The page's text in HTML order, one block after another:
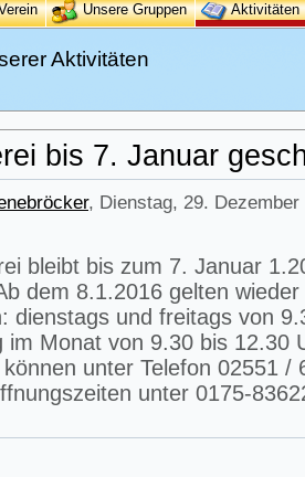
Unsere Gruppen Aktivitäten
Aktivitäten
bis 7. Januar
, Dienstag, 29.
bleibt bis zum 7. Januar
dem 8.1.2016 gelten wieder
dienstags und freitags von
im Monat von 9.30 bis 12.30
unter Telefon 02551 /
unter 0175-